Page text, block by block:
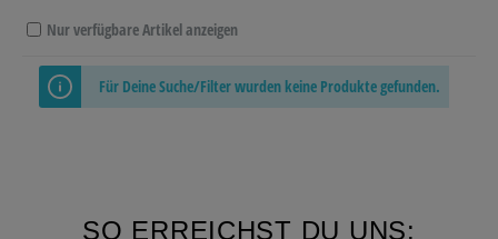
Nur verfügbare Artikel anzeigen
Für Deine Suche/Filter wurden keine Produkte gefunden.
SO ERREICHST DU UNS: